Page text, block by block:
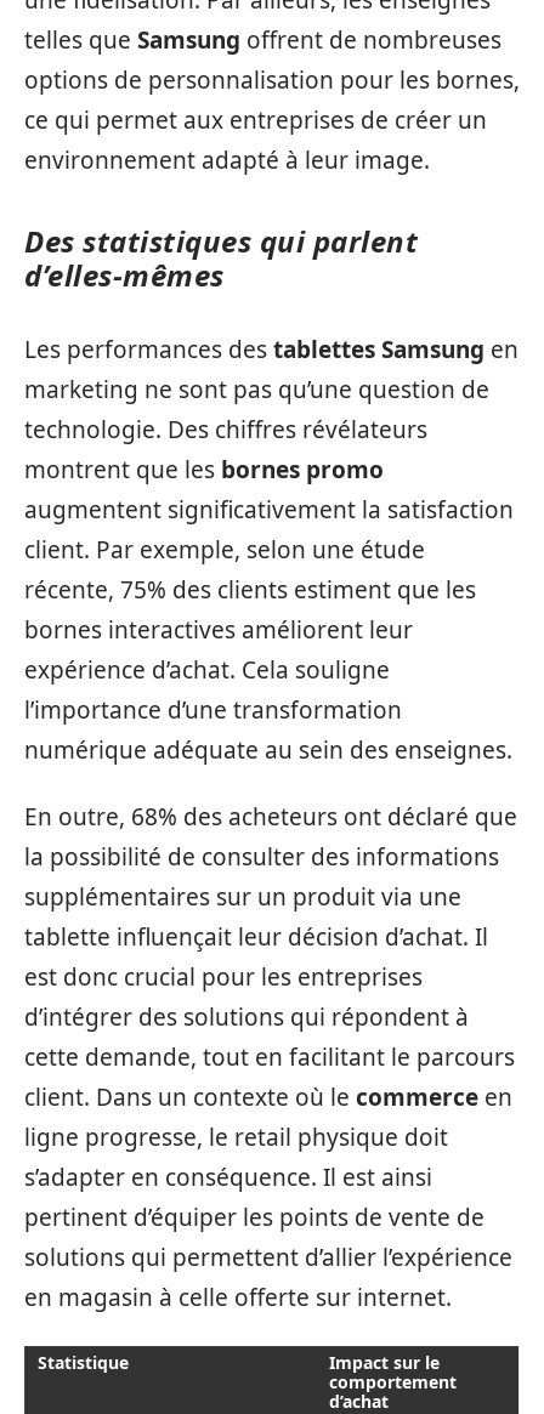
telles que Samsung offrent de nombreuses
options de personnalisation pour les bornes,
ce qui permet aux entreprises de créer un
environnement adapté à leur image.
Des statistiques qui parlent
d’elles-mêmes
Les performances destablettes Samsung en
marketing ne sont pas qu’une question de
technologie. Des chiffres révélateurs
montrent que les bornes promo
augmentent significativement la satisfaction
client. Par exemple, selon une étude
récente, 75% des clients estiment que les
bornes interactives améliorent leur
expérience d’achat. Cela souligne
l’importance d’une transformation
numérique adéquate au sein des enseignes.
En outre, 68% des acheteurs ont déclaré que
la possibilité de consulter des informations
supplémentaires sur un produit via une
tablette influençait leur décision d’achat. Il
est donc crucial pour les entreprises
d’intégrer des solutions qui répondent à
cette demande, tout en facilitant le parcours
client. Dans un contexte où le commerce en
ligne progresse, le retail physique doit
s’adapter en conséquence. Il est ainsi
pertinent d’équiper les points de vente de
solutions qui permettent d’allier l’expérience
en magasin à celle offerte sur internet.
Statistique
Impact sur le
comportement
d’achat